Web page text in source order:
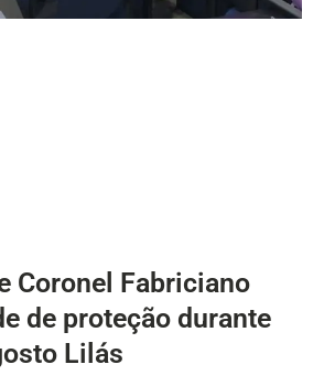
Coronel Fabriciano
de proteção durante
Lilás